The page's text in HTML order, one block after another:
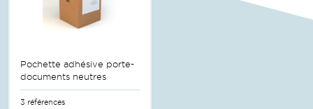
Pochette adhésive porte-
documents neutres
3 références